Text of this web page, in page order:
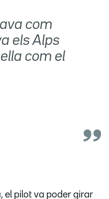
com
els Alps
com el
el pilot va poder girar